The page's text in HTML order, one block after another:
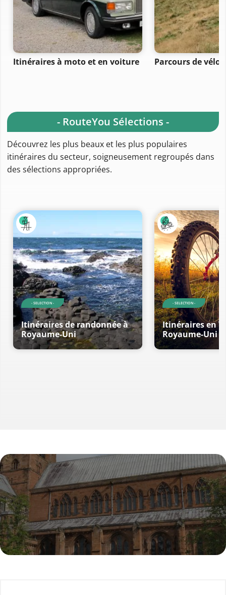
Itinéraires à moto et en voiture Parcours de vélo
- RouteYou Sélections -
Découvrez les plus beaux et les plus populaires
itinéraires du secteur, soigneusement regroupés dans
des sélections appropriées.
- SELECTION -
Itinéraires de randonnée à
Royaume-Uni
- SELECTION -
Itinéraires en
Royaume-Uni